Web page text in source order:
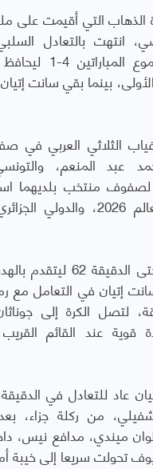
الذهاب التي أقيمت على
انتهت بالتعادل
بأفضلية
بينما بقي سانت
الثلاثي العربي
عبد المنعم،
منتخب بلديهما
في كأس العالم 2026،
انتظر نيس حتى الدقيقة
إتيان في التعامل مع
لتصل الكرة إلى
قوية عند القائم
من ركلة
ميندي، مدافع نيس،
تحولت سريعا إلى خيبة